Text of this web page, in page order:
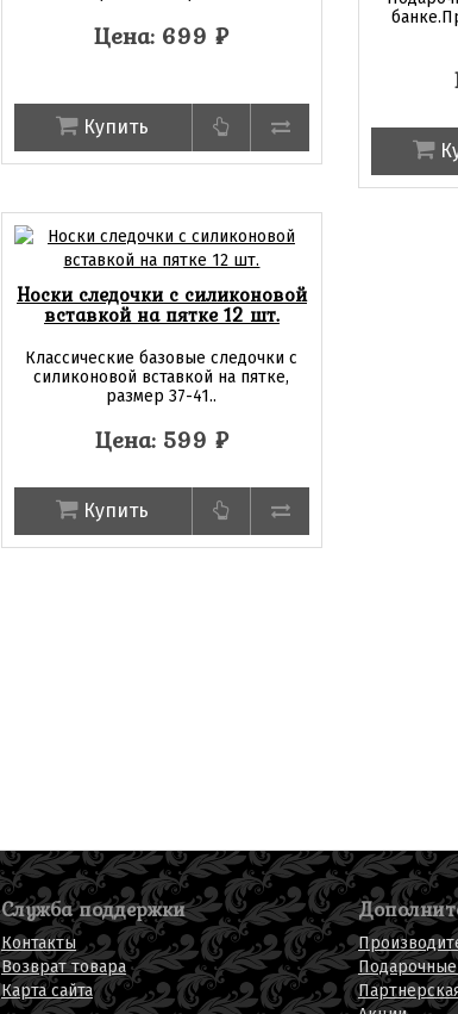
Цена: 699₽
Купить
Носки следочки с силиконовой
вставкой на пятке 12 шт.
Классические базовые следочки с
силиконовой вставкой на пятке,
размер 37-41..
Цена: 599 ₽
Купить
Служба поддержки
Контакты
Возврат товара
Карта сайта